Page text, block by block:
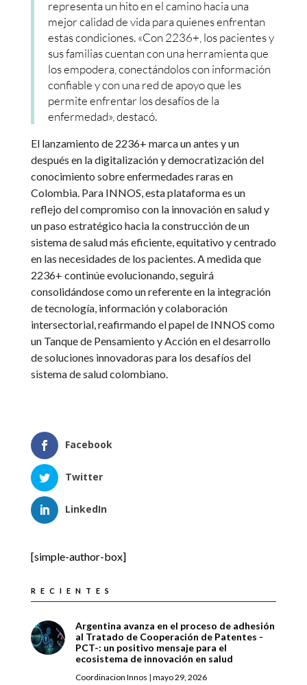
representa un hito en el camino hacia una
mejor calidad de vida para quienes enfrentan
estas condiciones. «Con 2236+, los pacientes y
sus familias cuentan con una herramienta que
los empodera, conectándolos con información
confiable y con una red de apoyo que les
permite enfrentar los desafíos de la
enfermedad», destacó.
El lanzamiento de 2236+ marca un antes y un
después en la digitalización y democratización del
conocimiento sobre enfermedades raras en
Colombia. Para INNOS, esta plataforma es un
reflejo del compromiso con la innovación en salud y
un paso estratégico hacia la construcción de un
sistema de salud más eficiente, equitativo y centrado
en las necesidades de los pacientes. A medida que
2236+ continúe evolucionando, seguirá
consolidándose como un referente en la integración
de tecnología, información y colaboración
intersectorial, reafirmando el papel de INNOS como
un Tanque de Pensamiento y Acción en el desarrollo
de soluciones innovadoras para los desafíos del
sistema de salud colombiano.
Facebook
Twitter
LinkedIn
[simple-author-box]
RECIENTES
Argentina avanza en el proceso de adhesión
al Tratado de Cooperación de Patentes -
PCT-: un positivo mensaje para el
ecosistema de innovación en salud
Coordinacion Innos | mayo 29, 2026